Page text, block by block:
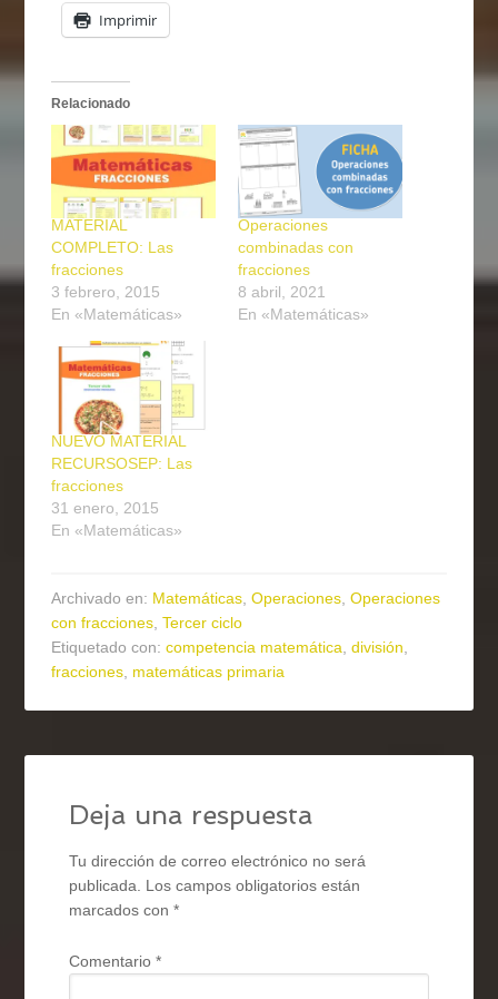
Imprimir
Relacionado
MATERIAL
COMPLETO: Las
fracciones
3 febrero, 2015
En «Matemáticas»
Operaciones
combinadas con
fracciones
8 abril, 2021
En «Matemáticas»
NUEVO MATERIAL
RECURSOSEP: Las
fracciones
31 enero, 2015
En «Matemáticas»
Archivado en: Matemáticas,Operaciones,Operaciones
con fracciones,Tercer ciclo
Etiquetado con:competencia matemática,división,
fracciones, matemáticas primaria
Deja una respuesta
Tu dirección de correo electrónico no será
publicada. Los campos obligatorios están
marcados con*
Comentario*